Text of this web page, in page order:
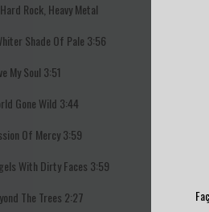
Rock, Heavy Metal
Shade Of Pale 3:56
My Soul 3:51
Gone Wild 3:44
Of Mercy 3:59
With Dirty Faces 3:59
The Trees 2:27